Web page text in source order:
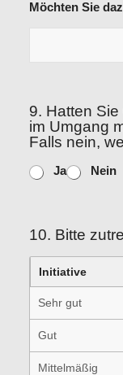
Möchten Sie
9. Hatten Sie
im Umgang
Falls nein,
Ja Nein
10. Bitte
Initiative
Sehr gut
Gut
Mittelmäßig